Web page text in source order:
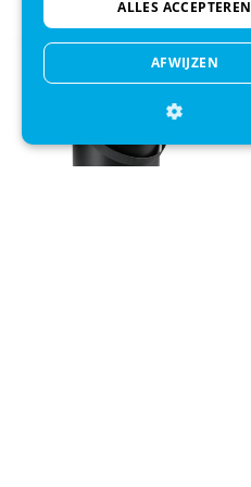
ALLES ACCEPTEREN
AFWIJZEN